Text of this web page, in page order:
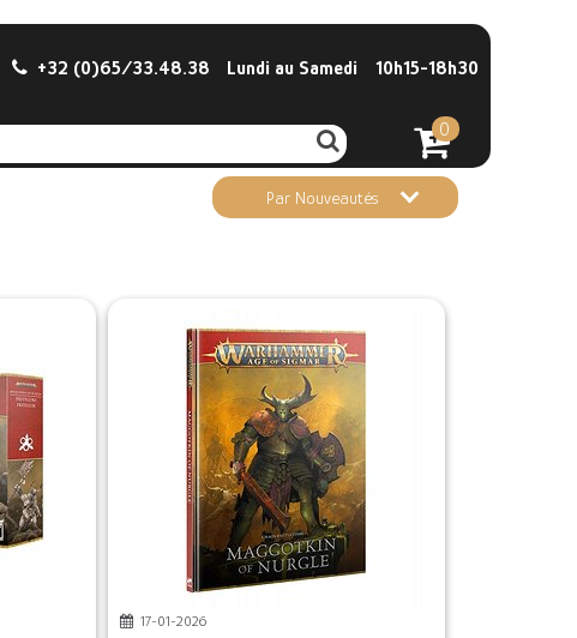
10h15-18h30
Lundi au Samedi
+32 (0)65/33.48.38
0
Par Nouveautés
17-01-2026